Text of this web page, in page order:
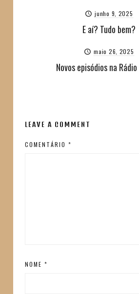
junho 9, 2025
E aí? Tudo bem?
maio 26, 2025
Novos episódios na
LEAVE A COMMENT
COMENTÁRIO *
NOME *